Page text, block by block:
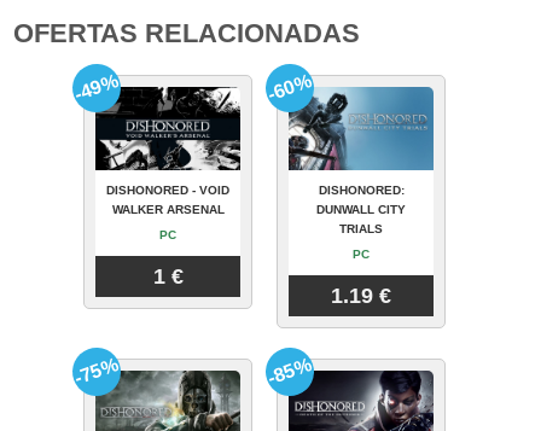
OFERTAS RELACIONADAS
DISHONORED - VOID
WALKER ARSENAL
PC
1 €
-49%
DISHONORED:
DUNWALL CITY
TRIALS
PC
1.19 €
-60%
-75% -85%